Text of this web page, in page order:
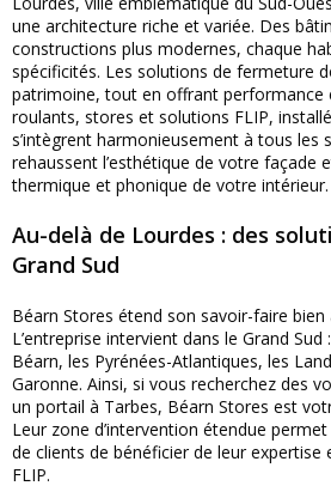
une architecture riche et variée. Des
constructions plus modernes, chaque
spécificités. Les solutions de fermeture
patrimoine, tout en offrant performance
roulants, stores et solutions FLIP,
s’intègrent harmonieusement à tous les
rehaussent l’esthétique de votre façade
thermique et phonique de votre intérieur.
Au-delà de Lourdes : des
Grand Sud
Béarn Stores étend son savoir-faire bien
L’entreprise intervient dans le Grand
Béarn, les Pyrénées-Atlantiques, les
Garonne. Ainsi, si vous recherchez des
un portail à Tarbes, Béarn Stores est
Leur zone d’intervention étendue
de clients de bénéficier de leur expertise
FLIP.